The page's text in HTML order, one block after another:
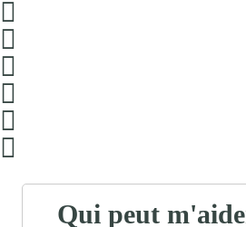
Qui peut